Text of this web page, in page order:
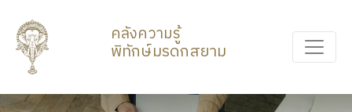
คลังความรู้
พิทักษ์มรดกสยาม